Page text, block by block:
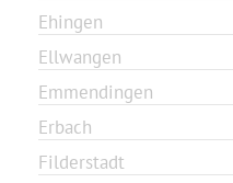
Ehingen
Ellwangen
Emmendingen
Erbach
Filderstadt